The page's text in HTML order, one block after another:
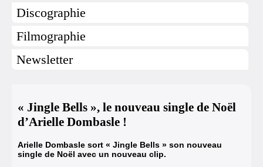
Discographie
Filmographie
Newsletter
« Jingle Bells », le nouveau single de Noël
d’Arielle Dombasle !
Arielle Dombasle sort « Jingle Bells » son nouveau
single de Noël avec un nouveau clip.